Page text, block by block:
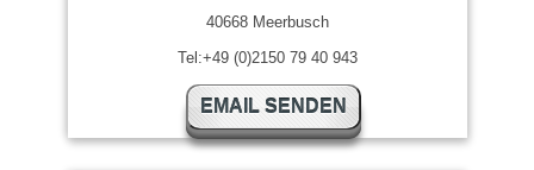
40668 Meerbusch
Tel:+49 (0)2150 79 40 943
EMAIL SENDEN